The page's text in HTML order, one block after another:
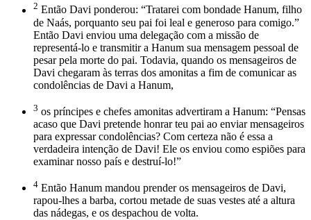
2 Então Davi ponderou: “Tratarei com bondade Hanum, filho
de Naás, porquanto seu pai foi leal e generoso para comigo.”
Então Davi enviou uma delegação com a missão de
representá-lo e transmitir a Hanum sua mensagem pessoal de
pesar pela morte do pai. Todavia, quando os mensageiros de
Davi chegaram às terras dos amonitas a fim de comunicar as
condolências de Davi a Hanum,
3 os príncipes e chefes amonitas advertiram a Hanum: “Pensas
acaso que Davi pretende honrar teu pai ao enviar mensageiros
para expressar condolências? Com certeza não é essa a
verdadeira intenção de Davi! Ele os enviou como espiões para
examinar nosso país e destruí-lo!”
4 Então Hanum mandou prender os mensageiros de Davi,
rapou-lhes a barba, cortou metade de suas vestes até a altura
das nádegas, e os despachou de volta.